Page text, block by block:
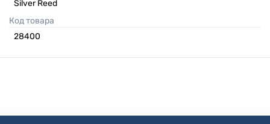
Silver Reed
Код товара
28400